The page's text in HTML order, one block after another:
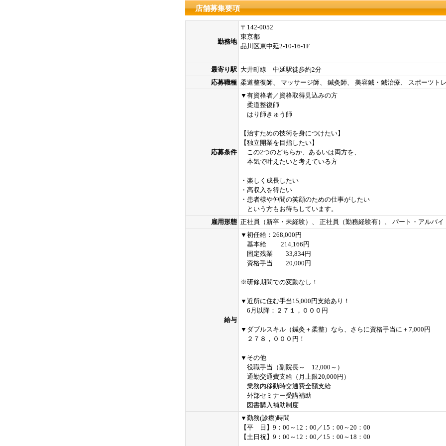
店舗募集要項
勤務地
〒142-0052
東京都
品川区東中延2-10-16-1F
最寄り駅 大井町線 中延駅徒歩約2分
応募職種 柔道整復師、 マッサージ師、 鍼灸師、 美容鍼・鍼治療、 スポーツト
応募条件
▼有資格者／資格取得見込みの方
柔道整復師
はり師きゅう師
【治すための技術を身につけたい】
【独立開業を目指したい】
この2つのどちらか、あるいは両方を、
本気で叶えたいと考えている方
・楽しく成長したい
・高収入を得たい
・患者様や仲間の笑顔のための仕事がしたい
という方もお待ちしています。
雇用形態 正社員（新卒・未経験）、 正社員（勤務経験有）、 パート・アルバ
給与
▼初任給：268,000円
基本給 214,166円
固定残業 33,834円
資格手当 20,000円
※研修期間での変動なし！
▼近所に住む手当15,000円支給あり！
6月以降：２７１，０００円
▼ダブルスキル（鍼灸＋柔整）なら、さらに資格手当に＋7,000円
２７８，０００円！
▼その他
役職手当（副院長～ 12,000～）
通勤交通費支給（月上限20,000円）
業務内移動時交通費全額支給
外部セミナー受講補助
図書購入補助制度
▼勤務(診療)時間
【平 日】9：00～12：00／15：00～20：00
【土日祝】9：00～12：00／15：00～18：00